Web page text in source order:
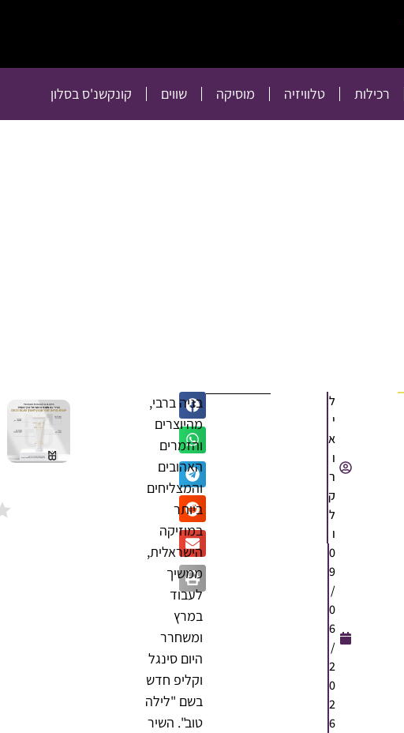
רכילות טלוויזיה מוסיקה שווים קונקשנ'ס בסלון
ל
י
א
ו
ר
ק
ל
ו
0
9
/
0
6
/
2
0
2
6
בניה ברבי,
מהיוצרים
והזמרים
האהובים
והמצליחים
ביותר
במוזיקה
הישראלית,
ממשיך
לעבוד
במרץ
ומשחרר
היום סינגל
וקליפ חדש
בשם "לילה
טוב". השיר